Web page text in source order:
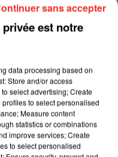
est notre
data processing based on
Store and/or access
select advertising; Create
to select personalised
Measure content
statistics or combinations
improve services; Create
to select personalised
sans accepter